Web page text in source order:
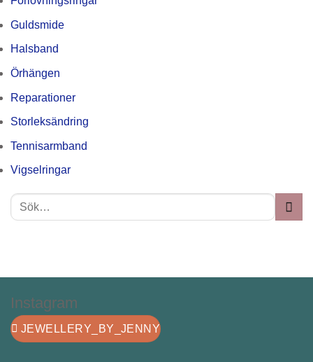
Guldsmide
Halsband
Örhängen
Reparationer
Storleksändring
Tennisarmband
Vigselringar
Instagram
JEWELLERY_BY_JENNY